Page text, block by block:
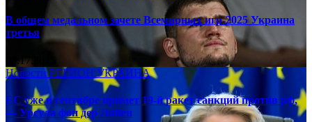
В общем медальном зачете Всемирных игр-2025 Украина
третья
08.17.2025
НовостиРЕГИОНУКРАИНА
ЕС уже в сентябре примет 19-й ракет санкций против рф,
— Урсула фон дер Ляйен